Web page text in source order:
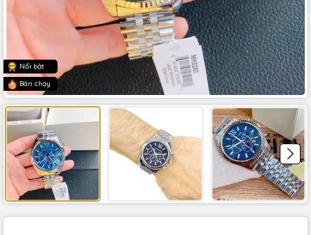
Nổi bật
Bán chạy